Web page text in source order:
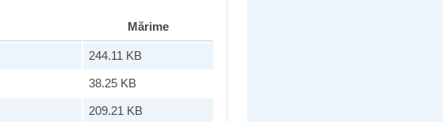
Mărime
244.11 KB
38.25 KB
209.21 KB